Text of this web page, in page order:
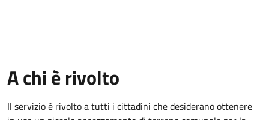
A chi è rivolto
Il servizio è rivolto a tutti i cittadini che desiderano ottenere